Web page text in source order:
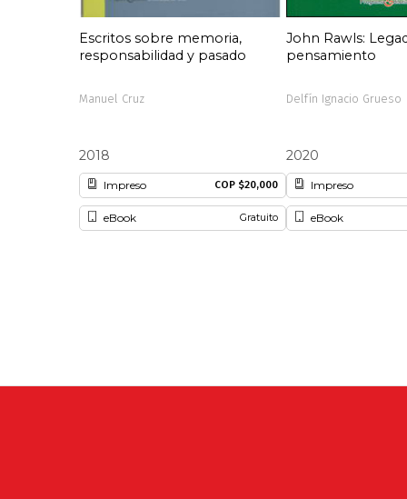
Escritos sobre memoria,
responsabilidad y pasado
Manuel Cruz
2018
eBook Gratuito
Impreso COP $20,000
John Rawls:
pensamiento
Delfín Ignacio Grueso
2020
Impreso
eBook